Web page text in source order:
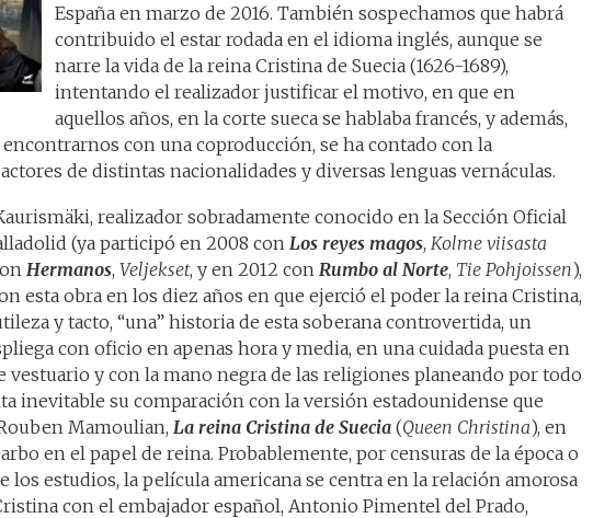
España en marzo de 2016. También sospechamos que habrá
contribuido el estar rodada en el idioma inglés, aunque se
narre la vida de la reina Cristina de Suecia (1626-1689),
intentando el realizador justificar el motivo, en que en
aquellos años, en la corte sueca se hablaba francés, y además,
con una coproducción, se ha contado con la
de distintas nacionalidades y diversas lenguas vernáculas.
realizador sobradamente conocido en la Sección Oficial
(ya participó en 2008 con Los reyes magos, Kolme viisasta
Hermanos, Veljekset, y en 2012 con Rumbo al Norte, Tie Pohjoissen),
esta obra en los diez años en que ejerció el poder la reina Cristina,
y tacto, “una” historia de esta soberana controvertida, un
con oficio en apenas hora y media, en una cuidada puesta en
vestuario y con la mano negra de las religiones planeando por todo
inevitable su comparación con la versión estadounidense que
Mamoulian, La reina Cristina de Suecia (Queen Christina), en
en el papel de reina. Probablemente, por censuras de la época o
los estudios, la película americana se centra en la relación amorosa
con el embajador español, Antonio Pimentel del Prado,